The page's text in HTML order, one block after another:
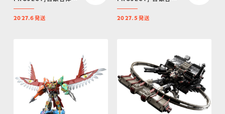
2027年6月発送】
2027.6発送
レファント【再販：
2027年5月発送】
2027.5 発送